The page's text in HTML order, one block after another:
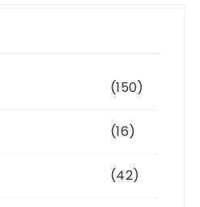
(150)
(16)
(42)